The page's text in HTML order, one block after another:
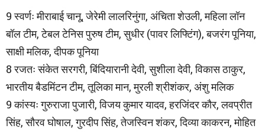
9 स्वर्णः मीराबाई चानू, जेरेमी लालरिनुंगा, अंचिता शेउली, महिला लॉन
बॉल टीम, टेबल टेनिस पुरुष टीम, सुधीर (पावर लिफ्टिंग), बजरंग पूनिया,
साक्षी मलिक, दीपक पूनिया
8 रजतः संकेत सरगरी, बिंदियारानी देवी, सुशीला देवी, विकास ठाकुर,
भारतीय बैडमिंटन टीम, तूलिका मान, मुरली श्रीशंकर, अंशु मलिक
9 कांस्यः गुरुराजा पुजारी, विजय कुमार यादव, हरजिंदर कौर, लवप्रीत
सिंह, सौरव घोषाल, गुरदीप सिंह, तेजस्विन शंकर, दिव्या काकरन, मोहित